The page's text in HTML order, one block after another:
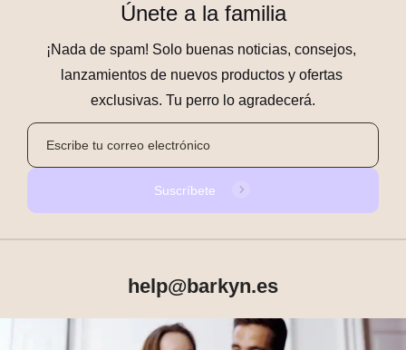
Únete a la familia
¡Nada de spam! Solo buenas noticias, consejos,
lanzamientos de nuevos productos y ofertas
exclusivas. Tu perro lo agradecerá.
Suscríbete
help@barkyn.es